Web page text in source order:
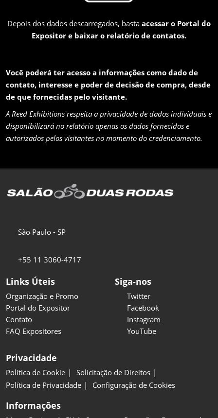
Depois dos dados descarregados, basta acessar o Portal do
Expositor e baixar o relatório de contatos.
Você poderá ter acesso a informações como dado de
contato, interesse e poder de decisão de compra, desde
de que fornecidas pelo visitante.
A Reed Exhibitions respeita a privacidade de dados individuais e
disponibilizará no relatório apenas os dados fornecidos e
autorizados pelos visitantes no momento do credenciamento.
São Paulo - SP
+55 11 3060-4717
Links Úteis
Organização e Promo
Portal do Expositor
Contato
FAQ Expositores
Siga-nos
Twitter
Facebook
Instagram
YouTube
Privacidade
Política de Cookie
Solicitação de Direitos
Política de Privacidade
Configuração de Cookies
Informações